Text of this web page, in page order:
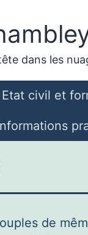
dans les
Etat civil et
de